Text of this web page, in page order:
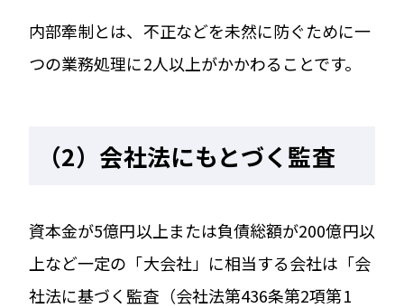
内部牽制とは、不正などを未然に防ぐために一
つの業務処理に2人以上がかかわることです。
（2）会社法にもとづく監査
資本金が5億円以上または負債総額が200億円以
上など一定の「大会社」に相当する会社は「会
社法に基づく監査（会社法第436条第2項第1